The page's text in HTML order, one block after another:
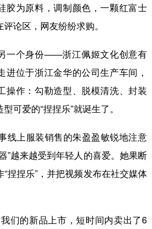
胶为原料，调制颜色，一颗红富士
论区，网友纷纷求购。
个身份——浙江佩姬文化创意有
进位于浙江金华的公司生产车间，
操作：勾勒造型、脱模清洗、封装
可爱的“捏捏乐”就诞生了。
上服装销售的朱盈盈敏锐地注意
”越来越受到年轻人的喜爱。她果断
捏捏乐”，并把视频发布在社交媒体
的新品上市，短时间内卖出了6